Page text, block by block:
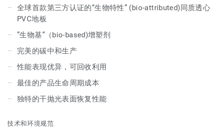
全球首款第三方认证的“生物特性” (bio-attributed)同质透心
PVC地板
”生物基”（bio-based)增塑剂
完美的碳中和生产
性能表现优异，可回收利用
最佳的产品生命周期成本
独特的干抛光表面恢复性能
技术和环境规范